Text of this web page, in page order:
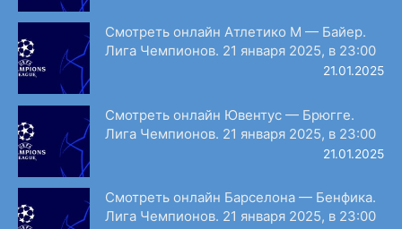
Смотреть онлайн Атлетико М — Байер.
Лига Чемпионов. 21 января 2025, в 23:00
21.01.2025
Смотреть онлайн Ювентус — Брюгге.
Лига Чемпионов. 21 января 2025, в 23:00
21.01.2025
Смотреть онлайн Барселона — Бенфика.
Лига Чемпионов. 21 января 2025, в 23:00